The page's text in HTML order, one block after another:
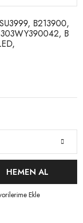
B213900,
B
HEMEN AL